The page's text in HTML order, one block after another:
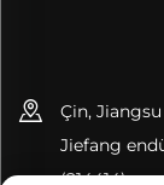
Çin,
Jiefang
(214414)